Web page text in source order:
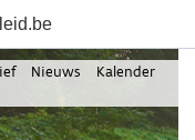
Nieuws
Kalender